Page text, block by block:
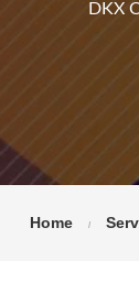
DKX
Home